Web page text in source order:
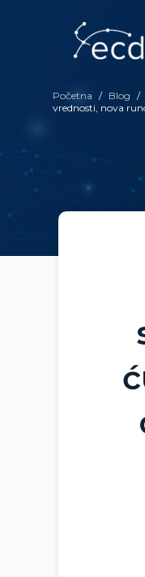
Početna / Blog /
vrednosti, nova